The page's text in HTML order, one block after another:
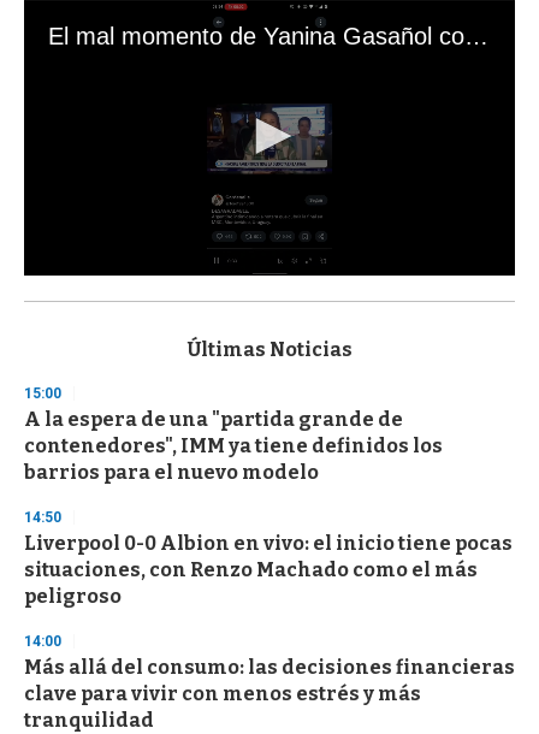
El mal momento de Yanina Gasañol con un hincha argentino en "Subrayado"
s
d
s
o
f
3
s
e
c
o
n
d
s
Últimas Noticias
15:00
A la espera de una "partida grande de
contenedores", IMM ya tiene definidos los
barrios para el nuevo modelo
14:50
Liverpool 0-0 Albion en vivo: el inicio tiene pocas
situaciones, con Renzo Machado como el más
peligroso
14:00
Más allá del consumo: las decisiones financieras
clave para vivir con menos estrés y más
tranquilidad